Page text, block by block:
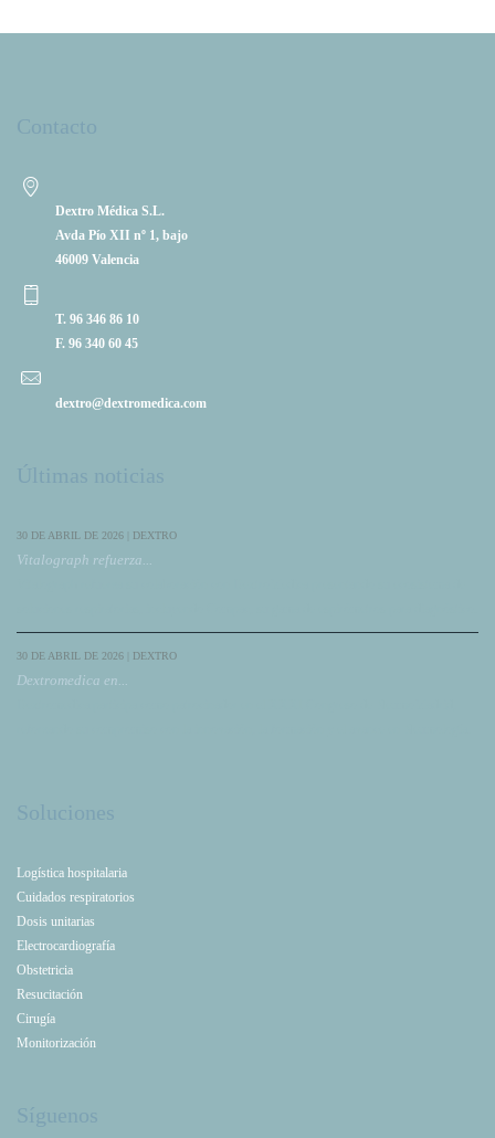
Dextro Médica S.L.
Avda Pío XII nº 1, bajo
46009 Valencia
T. 96 346 86 10
F. 96 340 60 45
dextro@dextromedica.com
30 DE ABRIL DE 2026 | DEXTRO
Vitalograph refuerza...
30 DE ABRIL DE 2026 | DEXTRO
Dextromedica en...
Logística hospitalaria
Cuidados respiratorios
Dosis unitarias
Electrocardiografía
Obstetricia
Resucitación
Cirugía
Monitorización